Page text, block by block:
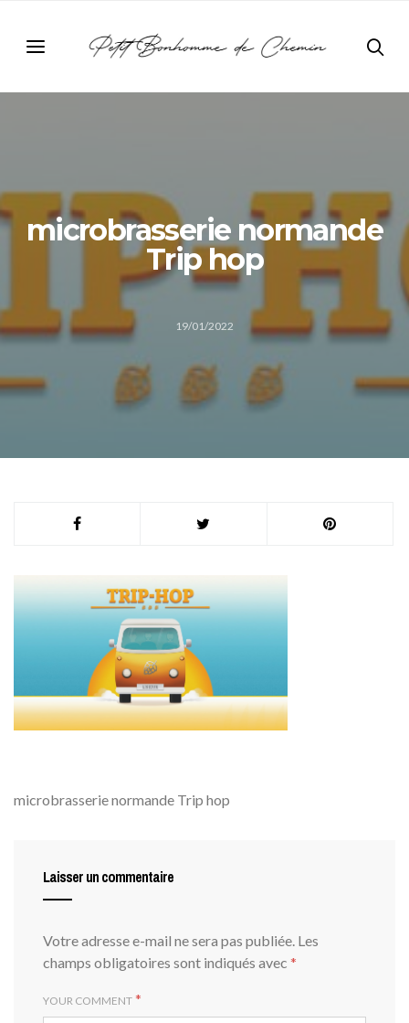
microbrasserie normande
Trip hop
19/01/2022
microbrasserie normande Trip hop
Laisser un commentaire
Votre adresse e-mail ne sera pas publiée. Les
champs obligatoires sont indiqués avec *
YOUR COMMENT *